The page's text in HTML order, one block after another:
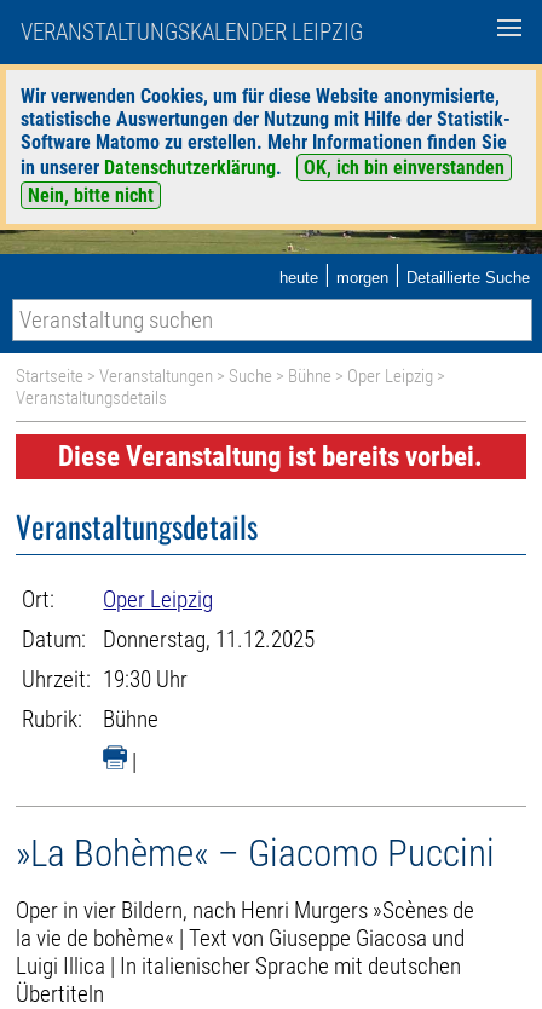
VERANSTALTUNGSKALENDER LEIPZIG
Wir verwenden Cookies, um für diese Website anonymisierte,
statistische Auswertungen der Nutzung mit Hilfe der Statistik-
Software Matomo zu erstellen. Mehr Informationen finden Sie
in unserer Datenschutzerklärung.
OK, ich bin einverstanden
Nein, bitte nicht
heute | morgen | Detaillierte Suche
Startseite >Veranstaltungen > Suche > Bühne > Oper Leipzig >
Veranstaltungsdetails
Diese Veranstaltung ist bereits vorbei.
Veranstaltungsdetails
Ort:
Oper Leipzig
Datum:
Donnerstag, 11.12.2025
Uhrzeit: 19:30 Uhr
Rubrik:
Bühne
|
»La Bohème« – Giacomo Puccini
Oper in vier Bildern, nach Henri Murgers »Scènes de
la vie de bohème« | Text von Giuseppe Giacosa und
Luigi Illica | In italienischer Sprache mit deutschen
Übertiteln